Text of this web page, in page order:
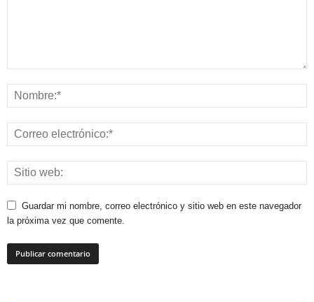
Guardar mi nombre, correo electrónico y sitio web en este navegador
la próxima vez que comente.